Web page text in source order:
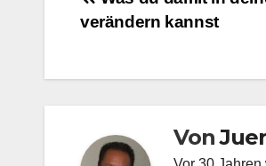
verändern kannst
Von